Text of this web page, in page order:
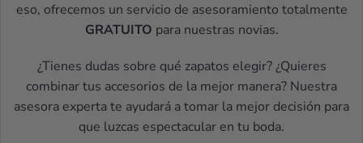
eso, ofrecemos un servicio de asesoramiento totalmente
GRATUITO para nuestras novias.
¿Tienes dudas sobre qué zapatos elegir? ¿Quieres
combinar tus accesorios de la mejor manera? Nuestra
asesora experta te ayudará a tomar la mejor decisión para
que luzcas espectacular en tu boda.